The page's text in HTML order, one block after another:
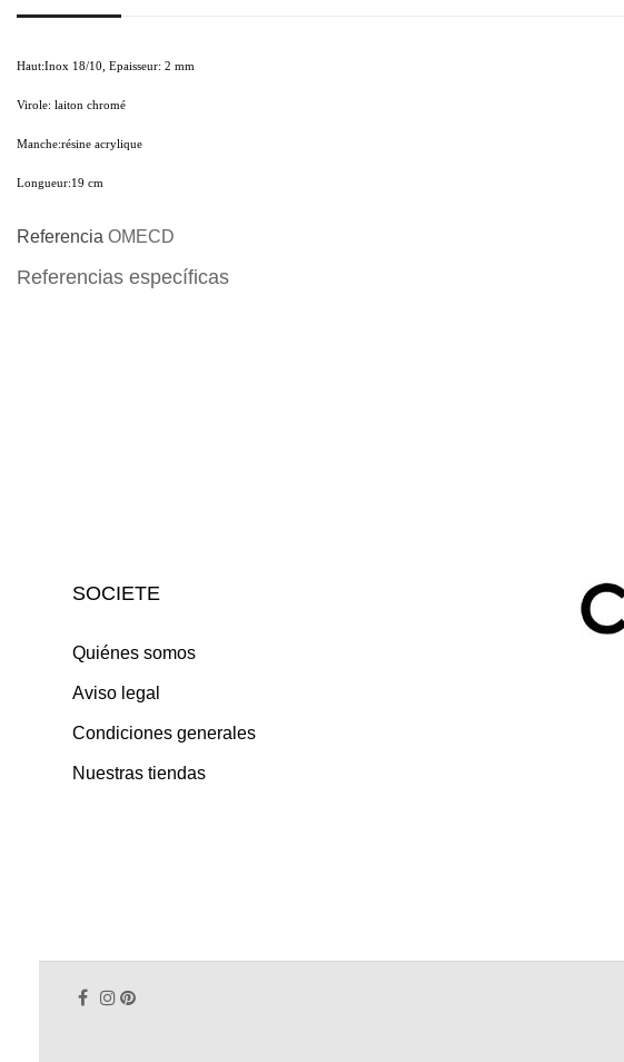
Haut:Inox 18/10, Epaisseur: 2 mm
Virole: laiton chromé
Manche:résine acrylique
Longueur:19 cm
Referencia OMECD
Referencias específicas
SOCIETE
Quiénes somos
Aviso legal
Condiciones generales
Nuestras tiendas